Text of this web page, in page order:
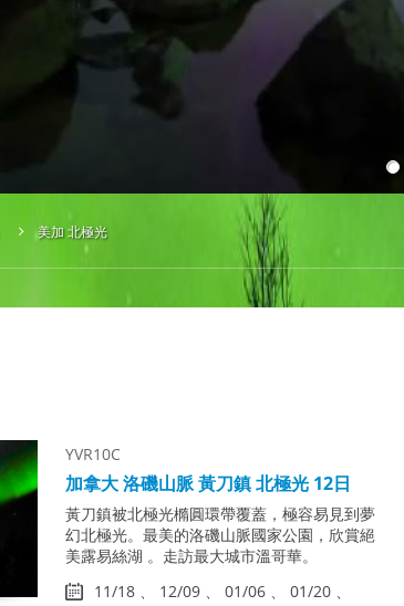
美加 北極光
YVR10C
加拿大 洛磯山脈 黃刀鎮 北極光 12日
黃刀鎮被北極光橢圓環帶覆蓋，極容易見到夢
幻北極光。最美的洛磯山脈國家公園，欣賞絕
美露易絲湖 。走訪最大城市溫哥華。
11/18 、 12/09 、 01/06 、 01/20 、